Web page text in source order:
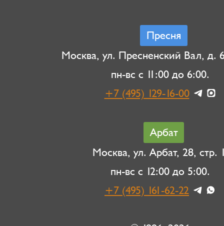
Пресня
Москва, ул. Пресненский Вал, д.
пн-вс с 11:00 до 6:00.
+7 (495) 129-16-00
Арбат
Москва, ул. Арбат, 28, стр.
пн-вс с 12:00 до 5:00.
+7 (495) 161-62-22